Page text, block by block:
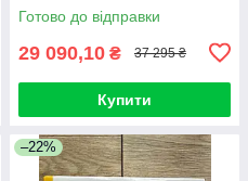
Готово до відправки
29 090,10 ₴ 37 295 ₴
Купити
–22%